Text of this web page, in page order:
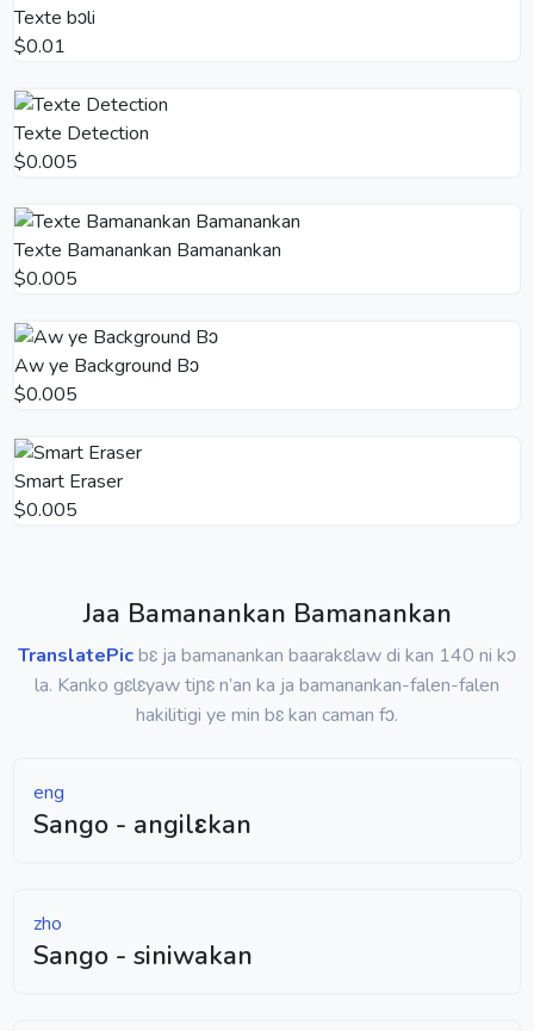
Texte bɔli
$0.01
Texte Detection
$0.005
Texte Bamanankan Bamanankan
$0.005
Aw ye Background Bɔ
$0.005
Smart Eraser
$0.005
Jaa Bamanankan Bamanankan
TranslatePicbɛ ja bamanankan baarakɛlaw di kan 140 ni kɔ
la. Kanko gɛlɛyaw tiɲɛ n’an ka ja bamanankan-falen-falen
hakilitigi ye min bɛ kan caman fɔ.
eng
Sango - angilɛkan
zho
Sango - siniwakan